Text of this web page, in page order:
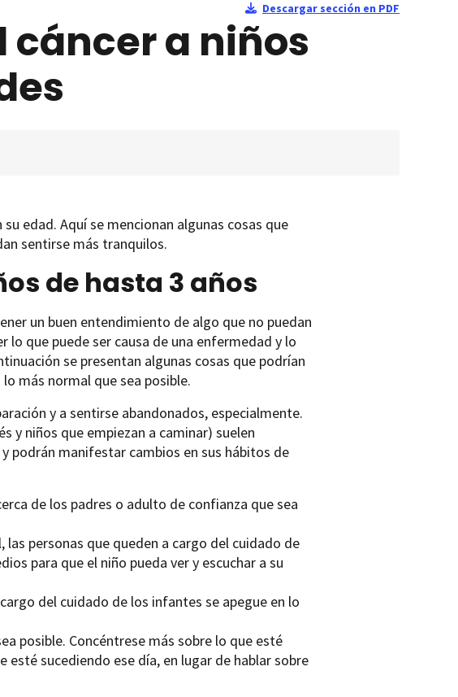
Descargar sección en PDF
cáncer a niños
edad. Aquí se mencionan algunas cosas que
sentirse más tranquilos.
de hasta 3 años
un buen entendimiento de algo que no puedan
que puede ser causa de una enfermedad y lo
se presentan algunas cosas que podrían
más normal que sea posible.
y a sentirse abandonados, especialmente.
y niños que empiezan a caminar) suelen
podrán manifestar cambios en sus hábitos de
de los padres o adulto de confianza que sea
personas que queden a cargo del cuidado de
para que el niño pueda ver y escuchar a su
del cuidado de los infantes se apegue en lo
posible. Concéntrese más sobre lo que esté
sucediendo ese día, en lugar de hablar sobre